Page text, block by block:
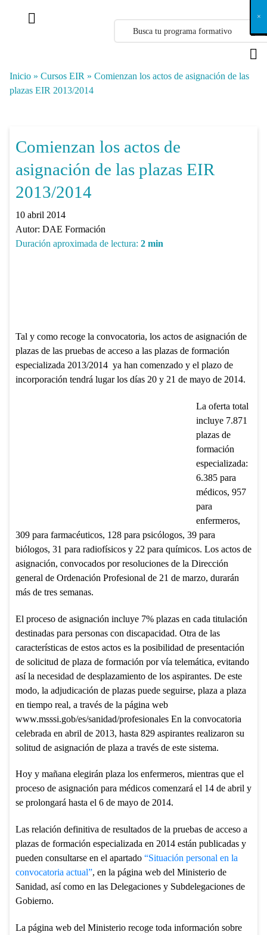
Inicio » Cursos EIR » Comienzan los actos de asignación de las
plazas EIR 2013/2014
Comienzan los actos de
asignación de las plazas EIR
2013/2014
10 abril 2014
Autor: DAE Formación
Duración aproximada de lectura: 2 min
Tal y como recoge la convocatoria, los actos de asignación de
plazas de las pruebas de acceso a las plazas de formación
especializada 2013/2014 ya han comenzado y el plazo de
incorporación tendrá lugar los días 20 y 21 de mayo de 2014.
La oferta total
incluye 7.871
plazas de
formación
especializada:
6.385 para
médicos, 957
para
enfermeros,
309 para farmacéuticos, 128 para psicólogos, 39 para
biólogos, 31 para radiofísicos y 22 para químicos. Los actos de
asignación, convocados por resoluciones de la Dirección
general de Ordenación Profesional de 21 de marzo, durarán
más de tres semanas.
El proceso de asignación incluye 7% plazas en cada titulación
destinadas para personas con discapacidad. Otra de las
características de estos actos es la posibilidad de presentación
de solicitud de plaza de formación por vía telemática, evitando
así la necesidad de desplazamiento de los aspirantes. De este
modo, la adjudicación de plazas puede seguirse, plaza a plaza
en tiempo real, a través de la página web
www.msssi.gob/es/sanidad/profesionales En la convocatoria
celebrada en abril de 2013, hasta 829 aspirantes realizaron su
solitud de asignación de plaza a través de este sistema.
Hoy y mañana elegirán plaza los enfermeros, mientras que el
proceso de asignación para médicos comenzará el 14 de abril y
se prolongará hasta el 6 de mayo de 2014.
Las relación definitiva de resultados de la pruebas de acceso a
plazas de formación especializada en 2014 están publicadas y
pueden consultarse en el apartado “Situación personal en la
convocatoria actual”, en la página web del Ministerio de
Sanidad, así como en las Delegaciones y Subdelegaciones de
Gobierno.
La página web del Ministerio recoge toda información sobre
X
×
×
×
×
×
×
×
×
×
×
×
×
×
×
×
×
×
×
×
×
×
×
×
×
×
×
×
×
×
×
×
×
×
×
×
×
×
×
×
×
×
×
×
×
×
×
×
×
×
×
×
×
×
×
×
×
×
×
×
×
×
×
×
×
×
×
×
×
×
×
×
×
×
×
×
×
×
×
×
×
×
×
×
×
×
×
×
×
×
×
×
×
×
×
×
×
×
×
×
×
×
×
×
×
×
×
×
×
×
×
×
×
×
×
×
×
×
×
×
×
×
×
×
×
×
×
×
×
×
×
×
×
×
×
×
×
×
×
×
×
×
×
×
×
×
×
×
×
×
×
×
×
×
×
×
×
×
×
×
×
×
×
×
×
×
×
×
×
×
×
×
×
×
×
×
×
×
×
×
×
×
×
×
×
×
×
×
×
×
×
×
×
×
×
×
×
×
×
×
×
×
×
×
×
×
×
×
×
×
×
×
×
×
×
×
×